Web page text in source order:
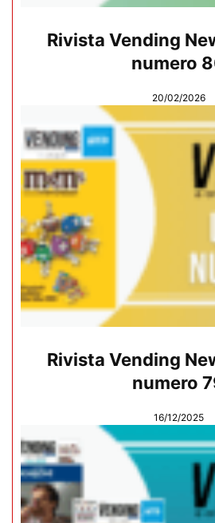
Rivista Vending
numero
20/02/2026
Rivista Vending
numero
16/12/2025